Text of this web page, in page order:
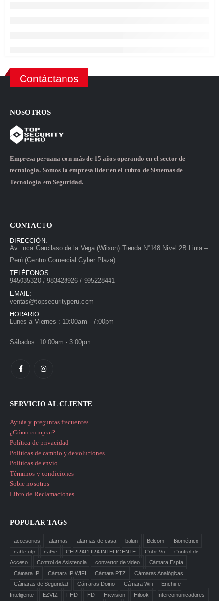
Contáctanos
NOSOTROS
Empresa peruana con más de 15 años operando en el sector de
tecnología. Somos la empresa líder en el rubro de Sistemas de
Tecnología em Seguridad.
CONTACTO
DIRECCIÓN:
Av. Inca Garcilaso de la Vega (Wilson) Tienda N°148 Nivel 2B Lima –
Perú (Centro Comercial Cyber Plaza).
TELÉFONOS
945035320 / 983428926 / 995228441
EMAIL:
ventas@topsecurityperu.com
HORARIO:
Lunes a Viernes : 10:00am - 7:00pm
Sábados: 10:00am - 3:00pm
SERVICIO AL CLIENTE
Ayuda y preguntas frecuentes
¿Cómo comprar?
Política de privacidad
Políticas de cambio y devoluciones
Políticas de envío
Términos y condiciones
Sobre nosotros
Libro de Reclamaciones
POPULAR TAGS
accesorios alarmas alarmas de casa balun Belcom
Biométrico
cable utp
cat5e CERRADURA INTELIGENTE Color Vu
Control de
Acceso
Control de Asistencia convertor de video
Cámara Espía
Cámara IP
Cámara IP WIFI Cámara PTZ
Cámaras Analógicas
Cámaras de Seguridad
Cámaras Domo Cámara Wifi
Enchufe
Inteligente
EZVIZ FHD HD Hikvision Hilook Intercomunicadores